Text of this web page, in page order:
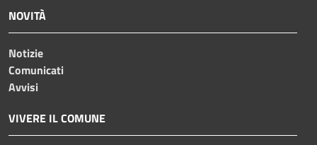
NOVITÀ
Notizie
Comunicati
Avvisi
VIVERE IL COMUNE